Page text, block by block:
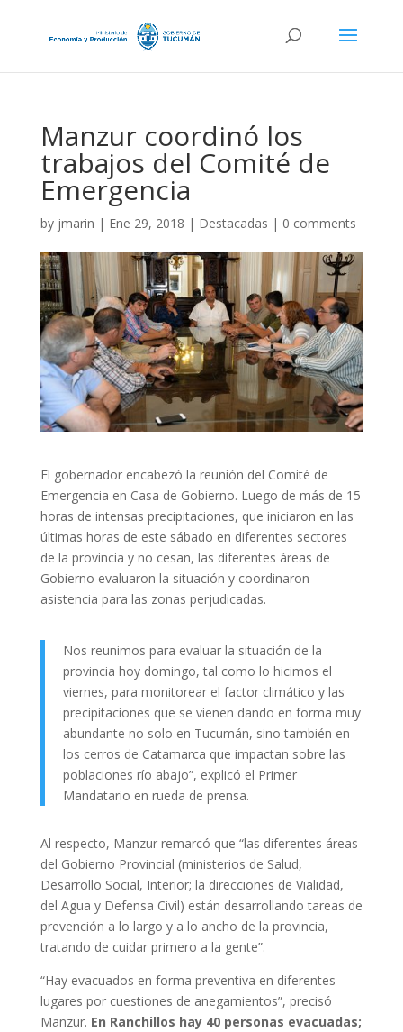
Manzur coordinó los
trabajos del Comité de
Emergencia
by jmarin | Ene 29, 2018 | Destacadas | 0 comments
El gobernador encabezó la reunión del Comité de
Emergencia en Casa de Gobierno. Luego de más de 15
horas de intensas precipitaciones, que iniciaron en las
últimas horas de este sábado en diferentes sectores
de la provincia y no cesan, las diferentes áreas de
Gobierno evaluaron la situación y coordinaron
asistencia para las zonas perjudicadas.
Nos reunimos para evaluar la situación de la
provincia hoy domingo, tal como lo hicimos el
viernes, para monitorear el factor climático y las
precipitaciones que se vienen dando en forma muy
abundante no solo en Tucumán, sino también en
los cerros de Catamarca que impactan sobre las
poblaciones río abajo”, explicó el Primer
Mandatario en rueda de prensa.
Al respecto, Manzur remarcó que “las diferentes áreas
del Gobierno Provincial (ministerios de Salud,
Desarrollo Social, Interior; la direcciones de Vialidad,
del Agua y Defensa Civil) están desarrollando tareas de
prevención a lo largo y a lo ancho de la provincia,
tratando de cuidar primero a la gente”.
“Hay evacuados en forma preventiva en diferentes
lugares por cuestiones de anegamientos”, precisó
Manzur. En Ranchillos hay 40 personas evacuadas;